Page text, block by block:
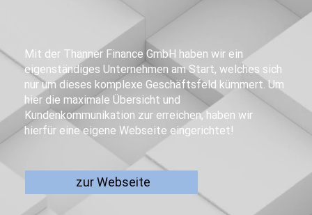
Mit der Thanner Finance GmbH haben wir ein
eigenständiges Unternehmen am Start, welches sich
nur um dieses komplexe Geschäftsfeld kümmert. Um
hier die maximale Übersicht und
Kundenkommunikation zur erreichen, haben wir
hierfür eine eigene Webseite eingerichtet!
zur Webseite